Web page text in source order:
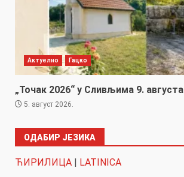
Актуелно Гацко
„Точак 2026“ у Сливљима 9. августа
5. август 2026.
ОДАБИР ЈЕЗИКА
ЋИРИЛИЦА | LATINICA